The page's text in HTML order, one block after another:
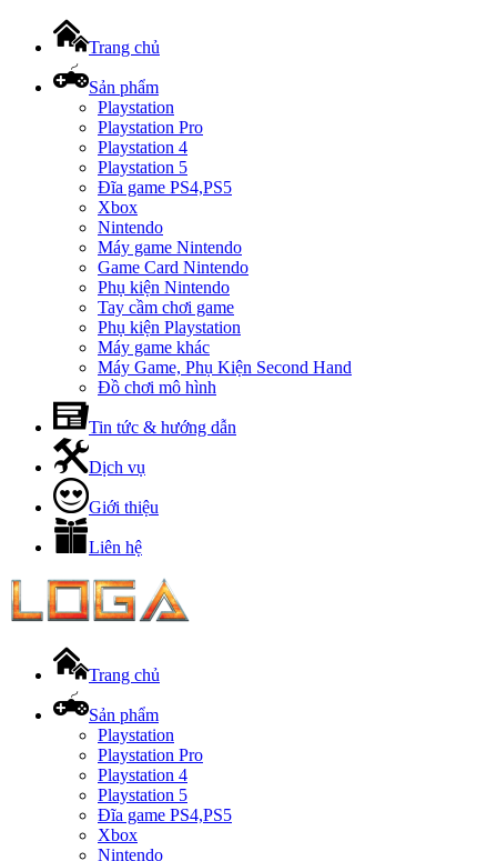
Trang chủ
Sản phẩm
Playstation
Playstation Pro
Playstation 4
Playstation 5
Đĩa game PS4,PS5
Xbox
Nintendo
Máy game Nintendo
Game Card Nintendo
Phụ kiện Nintendo
Tay cầm chơi game
Phụ kiện Playstation
Máy game khác
Máy Game, Phụ Kiện Second Hand
Đồ chơi mô hình
Tin tức & hướng dẫn
Dịch vụ
Giới thiệu
Liên hệ
Trang chủ
Sản phẩm
Playstation
Playstation Pro
Playstation 4
Playstation 5
Đĩa game PS4,PS5
Xbox
Nintendo